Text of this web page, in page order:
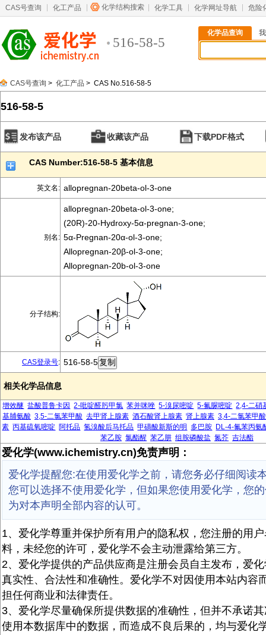
CAS号查询 化工产品 化学结构搜索 化学工具 化学网址导航 危险
516-58-5
化学品查询
CAS号查询 > 化工产品 > CAS No.516-58-5
516-58-5
发布该产品 收藏该产品 下载PDF格式
CAS Number:516-58-5 基本信息
英文名: allopregnan-20beta-ol-3-one
别名:
allopregnan-20beta-ol-3-one;
(20R)-20-Hydroxy-5α-pregnan-3-one;
5α-Pregnan-20α-ol-3-one;
Allopregnan-20β-ol-3-one;
Allopregnan-20b-ol-3-one
分子结构:
CAS登录号: 516-58-5
相关化学品信息
增效醚 盐酸普鲁卡因 2-吡啶醛肟甲氯 苯并咪唑 5-溴尿嘧啶 5-氟脲嘧啶 2,4-二硝
基脯氨酸 3,5-二氯苯甲酸 去甲肾上腺素 酒石酸肾上腺素 肾上腺素 3,4-二氯苯甲酸
素 丙基硫氧嘧啶 阿托品 氢溴酸后马托品 甲磺酸新斯的明 多巴胺 DL-4-氟苯丙氨
苯乙胺 氯酯醒 苯乙肼 组胺磷酸盐 氮芥 吉法酯
爱化学(www.ichemistry.cn)免责声明：
爱化学提醒您:在使用爱化学之前，请您务必仔细阅读
您可以选择不使用爱化学，但如果您使用爱化学，您
为对本声明全部内容的认可。
1、爱化学尊重并保护所有用户的隐私权，您注册的用
料，未经您的许可，爱化学不会主动泄露给第三方。
2、爱化学提供的产品供应商是注册会员自主发布，爱
真实性、合法性和准确性。爱化学不对因使用本站内容
担任何商业和法律责任。
3、爱化学尽量确保所提供数据的准确性，但并不承诺
使用本数据库中的数据，而造成不良后果的，均与爱化